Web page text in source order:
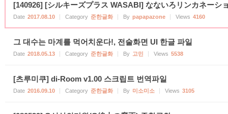
[140926] [シルキーズプラス WASABI] なないろリンカネーシ
Date 2017.08.10 Category 준한글화 By papapazone Views 4160
그 대수는 마계를 먹어치운다!, 전술화면 UI 한글 파일
Date 2018.05.13 Category 준한글화 By 고민 Views 5538
[츠루미쿠] di-Room v1.00 스크립트 번역파일
Date 2016.09.10 Category 준한글화 By 미소미소 Views 3105